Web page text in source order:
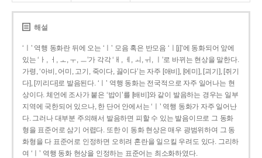
해설
‘ㅣ’ 역행 동화란 뒤에 오는 ‘ㅣ’ 모음 혹은 반모음 ‘ㅣ[j]’에 동화되어 앞에
있는 ‘ㅏ, ㅓ, ㅗ, ㅜ, ㅡ’가 각각 ‘ㅐ, ㅔ, ㅚ, ㅟ, ㅣ’로 바뀌는 현상을 말한다.
가령, ‘아비, 어미, 고기, 죽이다, 끓이다’는 자주 [애비], [에미], [괴기], [쥐기
다], [끼리다]로 발음된다. ‘ㅣ’ 역행 동화는 전국적으로 자주 일어나는 현
상이다. 체언에 조사가 붙은 ‘밥이’를 [배비]와 같이 발음하는 경우는 일부
지역에 국한되어 있으나, 한 단어 안에서는 ‘ㅣ’ 역행 동화가 자주 일어난
다. 그러나 대부분 주의해서 발음하면 피할 수 있는 발음이므로 그 동화
형을 표준어로 삼기 어렵다. 또한 이 동화 현상은 매우 광범위하여 그 동
화형을 다 표준어로 인정하면 오히려 혼란을 일으킬 우려도 있다. 그리하
여 ‘ㅣ’ 역행 동화 현상을 인정하는 표준어는 최소화하였다.